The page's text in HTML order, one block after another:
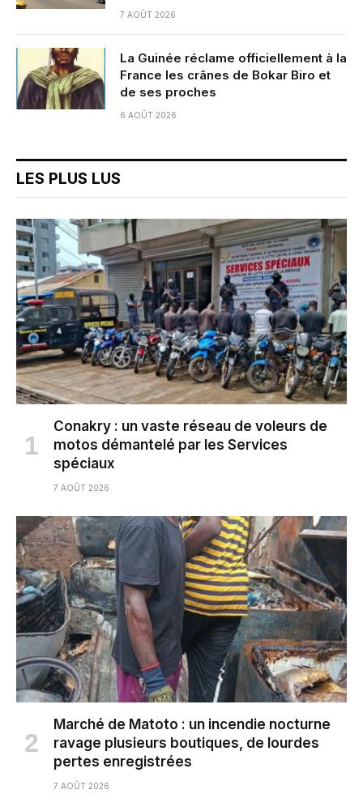
7 AOÛT 2026
La Guinée réclame officiellement à la
France les crânes de Bokar Biro et
de ses proches
6 AOÛT 2026
LES PLUS LUS
Conakry : un vaste réseau de voleurs de
motos démantelé par les Services
spéciaux
7 AOÛT 2026
Marché de Matoto : un incendie nocturne
ravage plusieurs boutiques, de lourdes
pertes enregistrées
7 AOÛT 2026